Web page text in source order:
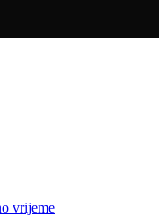
vrijeme